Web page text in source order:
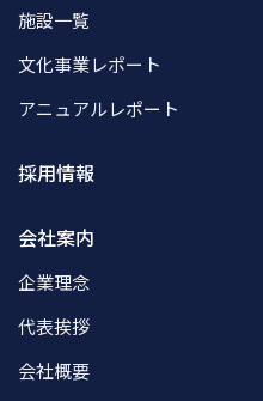
施設一覧
文化事業レポート
アニュアルレポート
採用情報
会社案内
企業理念
代表挨拶
会社概要